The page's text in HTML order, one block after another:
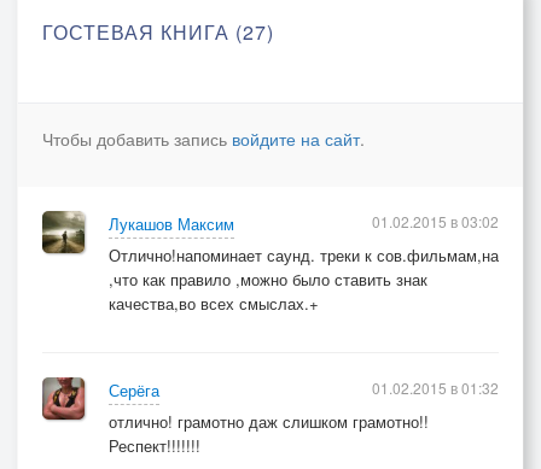
ГОСТЕВАЯ КНИГА (27)
Чтобы добавить запись войдите на сайт.
Лукашов Максим
Отлично!напоминает саунд. треки к сов.фильмам,на
,что как правило ,можно было ставить знак
качества,во всех смыслах.+
01.02.2015 в 03:02
Серёга
отлично! грамотно даж слишком грамотно!!
Респект!!!!!!!
01.02.2015 в 01:32